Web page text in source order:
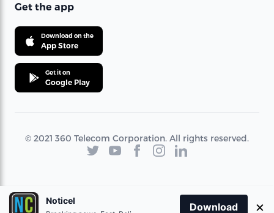
Get the app
Download on the
App Store
Get it on
Google Play
© 2021 360 Telecom Corporation. All rights reserved.
Noticel
Download ×